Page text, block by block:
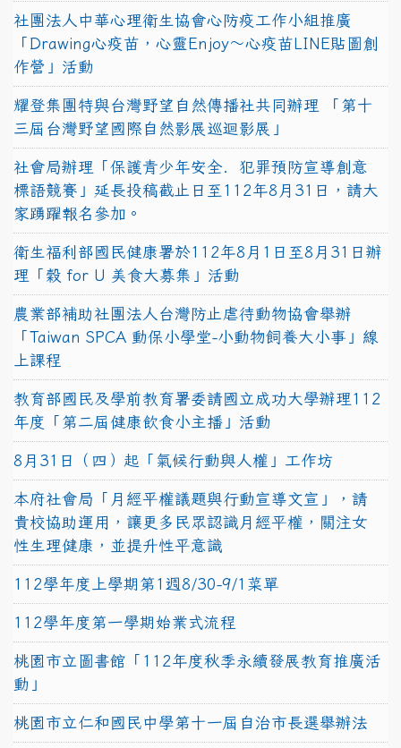
社團法人中華心理衛生協會心防疫工作小組推廣
「Drawing心疫苗，心靈Enjoy〜心疫苗LINE貼圖創
作營」活動
耀登集團特與台灣野望自然傳播社共同辦理 「第十
三屆台灣野望國際自然影展巡迴影展」
社會局辦理「保護青少年安全．犯罪預防宣導創意
標語競賽」延長投稿截止日至112年8月31日，請大
家踴躍報名參加。
衛生福利部國民健康署於112年8月1日至8月31日辦
理「穀 for U 美食大募集」活動
農業部補助社團法人台灣防止虐待動物協會舉辦
「Taiwan SPCA 動保小學堂-小動物飼養大小事」線
上課程
教育部國民及學前教育署委請國立成功大學辦理112
年度「第二屆健康飲食小主播」活動
8月31日（四）起「氣候行動與人權」工作坊
本府社會局「月經平權議題與行動宣導文宣」，請
貴校協助運用，讓更多民眾認識月經平權，關注女
性生理健康，並提升性平意識
112學年度上學期第1週8/30-9/1菜單
112學年度第一學期始業式流程
桃園市立圖書館「112年度秋季永續發展教育推廣活
動」
桃園市立仁和國民中學第十一屆自治市長選舉辦法